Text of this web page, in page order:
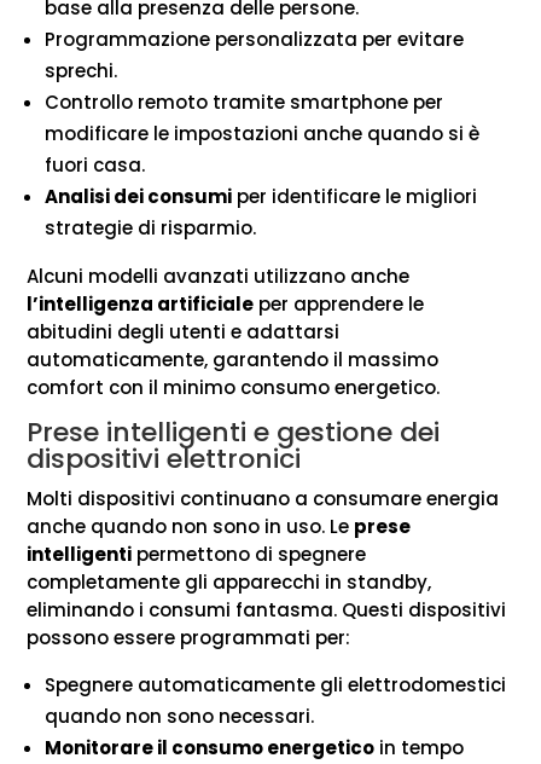
base alla presenza delle persone.
Programmazione personalizzata per evitare
sprechi.
Controllo remoto tramite smartphone per
modificare le impostazioni anche quando si è
fuori casa.
Analisi dei consumi per identificare le migliori
strategie di risparmio.
Alcuni modelli avanzati utilizzano anche
l’intelligenza artificiale per apprendere le
abitudini degli utenti e adattarsi
automaticamente, garantendo il massimo
comfort con il minimo consumo energetico.
Prese intelligenti e gestione dei
dispositivi elettronici
Molti dispositivi continuano a consumare energia
anche quando non sono in uso. Le prese
intelligenti permettono di spegnere
completamente gli apparecchi in standby,
eliminando i consumi fantasma. Questi dispositivi
possono essere programmati per:
Spegnere automaticamente gli elettrodomestici
quando non sono necessari.
Monitorare il consumo energetico in tempo